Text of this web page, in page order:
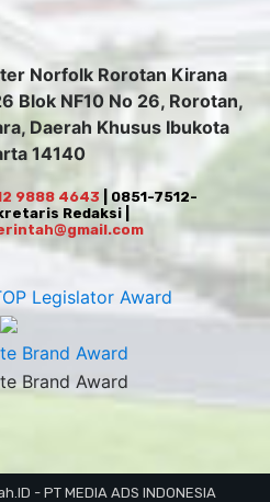
Norfolk Rorotan Kirana
Blok NF10 No 26, Rorotan,
Daerah Khusus Ibukota
14140
9888 4643 | 0851-7512-
Redaksi |
- PT MEDIA ADS INDONESIA